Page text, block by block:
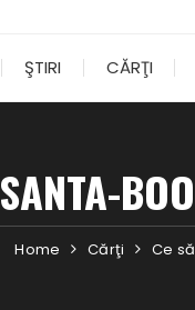
ŞTIRI CĂRŢI
SANTA-
Home Cărţi Ce